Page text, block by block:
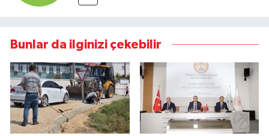
Bunlar da ilginizi çekebilir